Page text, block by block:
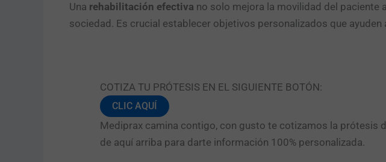
Una rehabilitación efectiva no solo mejora la movilidad del paciente
sociedad. Es crucial establecer objetivos personalizados que
COTIZA TU PRÓTESIS EN EL SIGUIENTE BOTÓN:
CLIC AQUÍ
Mediprax camina contigo, con gusto te cotizamos la prótesis
de aquí arriba para darte información 100% personalizada.